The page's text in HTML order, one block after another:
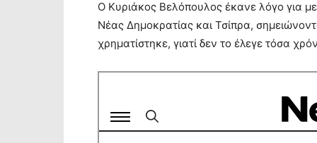
Ο Κυριάκος Βελόπουλος έκανε λόγο για
Νέας Δημοκρατίας και Τσίπρα,
χρηματίστηκε, γιατί δεν το έλεγε τόσα